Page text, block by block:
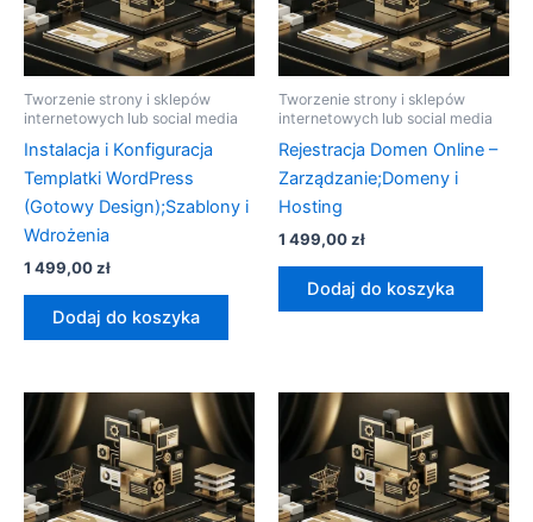
Tworzenie strony i sklepów
internetowych lub social media
Instalacja i Konfiguracja
Templatki WordPress
(Gotowy Design);Szablony i
Wdrożenia
1 499,00zł
Dodaj do koszyka
Tworzenie strony i sklepów
internetowych lub social media
Rejestracja Domen Online –
Zarządzanie;Domeny i
Hosting
1 499,00zł
Dodaj do koszyka